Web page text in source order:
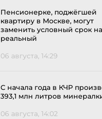
Пенсионерке, поджёгшей
квартиру в Москве, могут
заменить условный срок на
реальный
06 августа, 14:29
С начала года в КЧР
393,1 млн литров
06 августа, 14:02